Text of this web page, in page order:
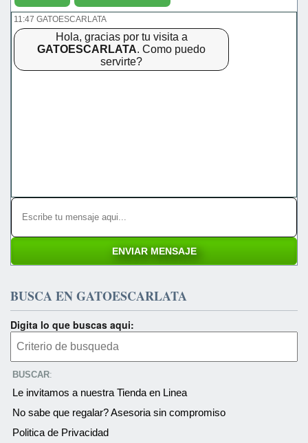
11:47 GATOESCARLATA
Hola, gracias por tu visita a
GATOESCARLATA. Como puedo
servirte?
BUSCA EN GATOESCARLATA
Digita lo que buscas aqui:
BUSCAR:
Le invitamos a nuestra Tienda en Linea
No sabe que regalar? Asesoria sin compromiso
Politica de Privacidad